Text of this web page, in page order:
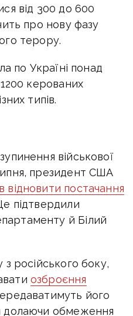
від 300 до 600
про нову фазу
терору.
по Україні понад
керованих
типів.
військової
президент США
відновити постачання
підтвердили
й Білий
з російського боку,
озброєння
його
долаючи обмеження